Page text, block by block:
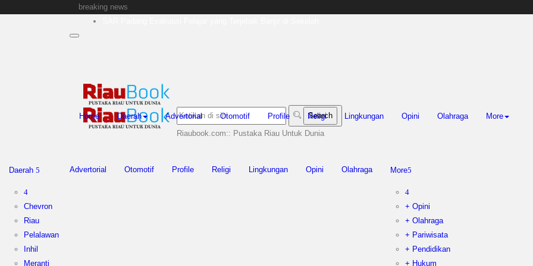
Riaubook.com:: Pustaka Riau Untuk Dunia
Daerah
Chevron
Riau
Pelalawan
Inhil
Meranti
Advertorial Otomotif Profile Religi Lingkungan Opini Olahraga More
+ Opini
+ Olahraga
+ Pariwisata
+ Pendidikan
+ Hukum
breaking news
Home Daerah Advertorial Otomotif Profile Religi Lingkungan Opini Olahraga More